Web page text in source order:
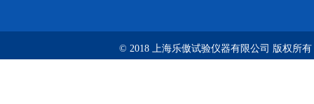
© 2018 上海乐傲试验仪器有限公司 版权所